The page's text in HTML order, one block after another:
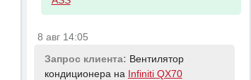
8 авг 14:05
Запрос клиента: Вентилятор
кондиционера на Infiniti QX70